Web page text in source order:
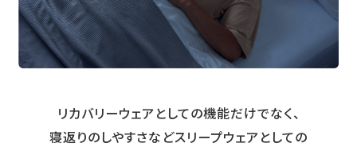
リカバリーウェアとしての機能だけでなく、
寝返りのしやすさなどスリープウェアとしての